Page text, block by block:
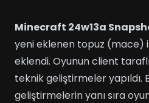
Minecraft 24w13a
yeni eklenen topuz (mace)
eklendi. Oyunun client
teknik geliştirmeler yapıldı.
geliştirmelerin yanı sıra